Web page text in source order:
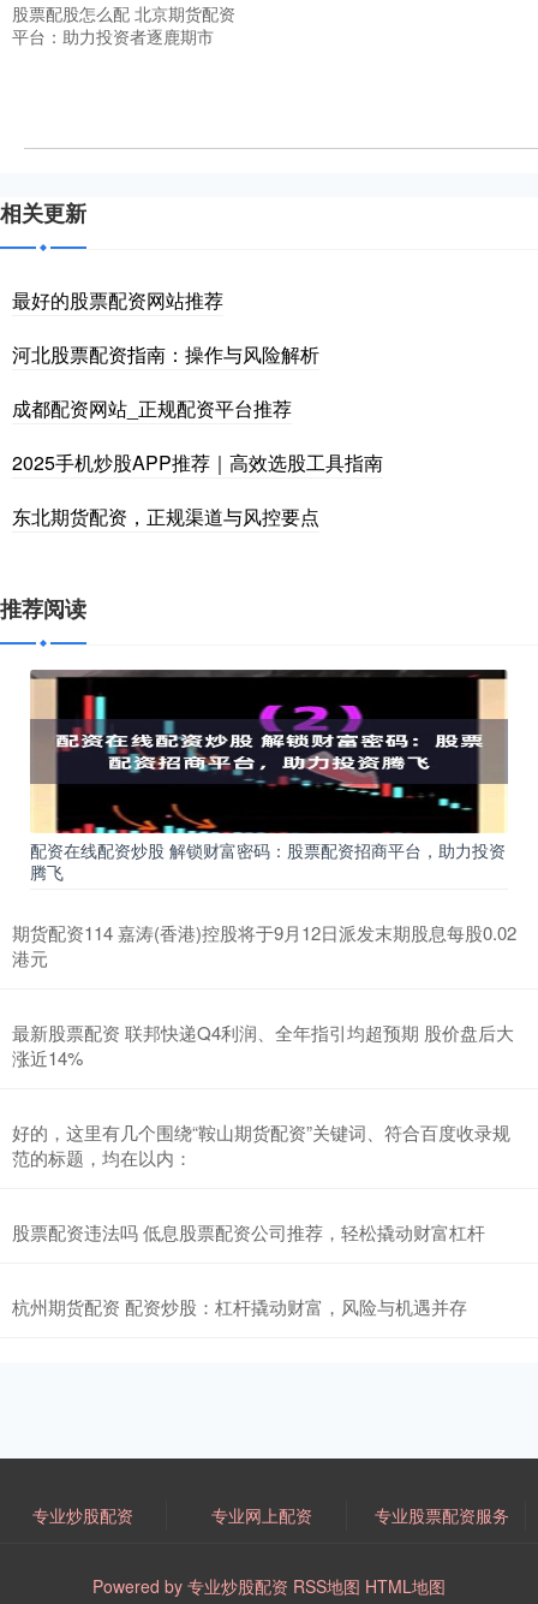
股票配股怎么配 北京期货配资
平台：助力投资者逐鹿期市
相关更新
最好的股票配资网站推荐
河北股票配资指南：操作与风险解析
成都配资网站_正规配资平台推荐
2025手机炒股APP推荐｜高效选股工具指南
东北期货配资，正规渠道与风控要点
推荐阅读
配资在线配资炒股 解锁财富密码：股票配资招商平台，助力投资
腾飞
期货配资114 嘉涛(香港)控股将于9月12日派发末期股息每股0.02
港元
最新股票配资 联邦快递Q4利润、全年指引均超预期 股价盘后大
涨近14%
好的，这里有几个围绕“鞍山期货配资”关键词、符合百度收录规
范的标题，均在以内：
股票配资违法吗 低息股票配资公司推荐，轻松撬动财富杠杆
杭州期货配资 配资炒股：杠杆撬动财富，风险与机遇并存
专业炒股配资 专业网上配资 专业股票配资服务
Powered by 专业炒股配资 RSS地图 HTML地图